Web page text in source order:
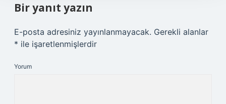
Bir yanıt yazın
E-posta adresiniz yayınlanmayacak. Gerekli alanlar
* ile işaretlenmişlerdir
Yorum